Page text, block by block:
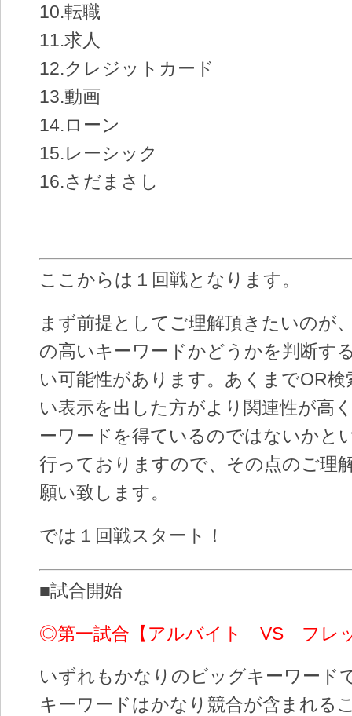
10.転職
11.求人
12.クレジットカード
13.動画
14.ローン
15.レーシック
16.さだまさし
ここからは１回戦となります。
まず前提としてご理解頂きたいのが
の高いキーワードかどうかを判断す
い可能性があります。あくまでOR検
い表示を出した方がより関連性が高
ーワードを得ているのではないかと
行っておりますので、その点のご理
願い致します。
では１回戦スタート！
■試合開始
◎第一試合【アルバイト VS フレ
いずれもかなりのビッグキーワード
キーワードはかなり競合が含まれる